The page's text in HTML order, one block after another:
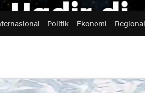
Politik Ekonomi Regional